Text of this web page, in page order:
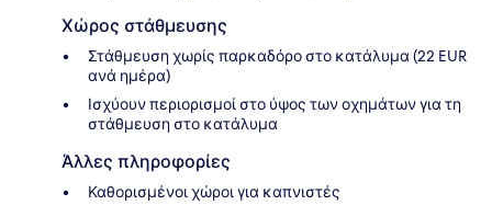
Χώρος στάθμευσης
Στάθμευση χωρίς παρκαδόρο στο κατάλυμα (22 EUR
ανά ημέρα)
Ισχύουν περιορισμοί στο ύψος των οχημάτων για τη
στάθμευση στο κατάλυμα
Άλλες πληροφορίες
Καθορισμένοι χώροι για καπνιστές